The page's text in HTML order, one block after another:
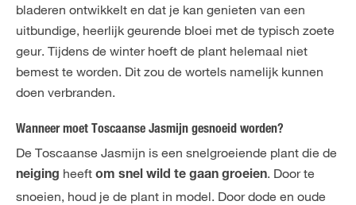
bladeren ontwikkelt en dat je kan genieten van een
uitbundige, heerlijk geurende bloei met de typisch zoete
geur. Tijdens de winter hoeft de plant helemaal niet
bemest te worden. Dit zou de wortels namelijk kunnen
doen verbranden.
Wanneer moet Toscaanse Jasmijn gesnoeid worden?
De Toscaanse Jasmijn is een snelgroeiende plant die de
neiging heeft om snel wild te gaan groeien. Door te
snoeien, houd je de plant in model. Door dode en oude